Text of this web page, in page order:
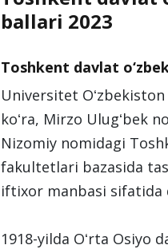
ballari 2023
Toshkent davlat
Universitet
koʻra, Mirzo Ulugʻbek
Nizomiy nomidagi
fakultetlari bazasida
iftixor manbasi sifatida
1918-yilda Oʻrta Osiyo